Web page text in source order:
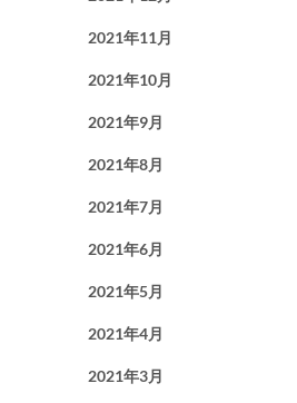
2021年11月
2021年10月
2021年9月
2021年8月
2021年7月
2021年6月
2021年5月
2021年4月
2021年3月